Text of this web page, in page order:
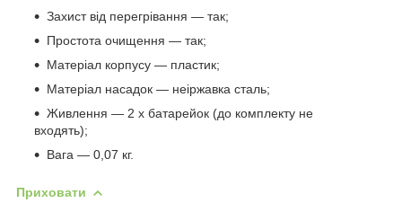
Захист від перегрівання — так;
Простота очищення — так;
Матеріал корпусу — пластик;
Матеріал насадок — неіржавка сталь;
Живлення — 2 х батарейок (до комплекту не
входять);
Вага — 0,07 кг.
Приховати